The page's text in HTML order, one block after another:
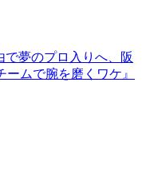
で夢のプロ入りへ、阪
ムで腕を磨くワケ』